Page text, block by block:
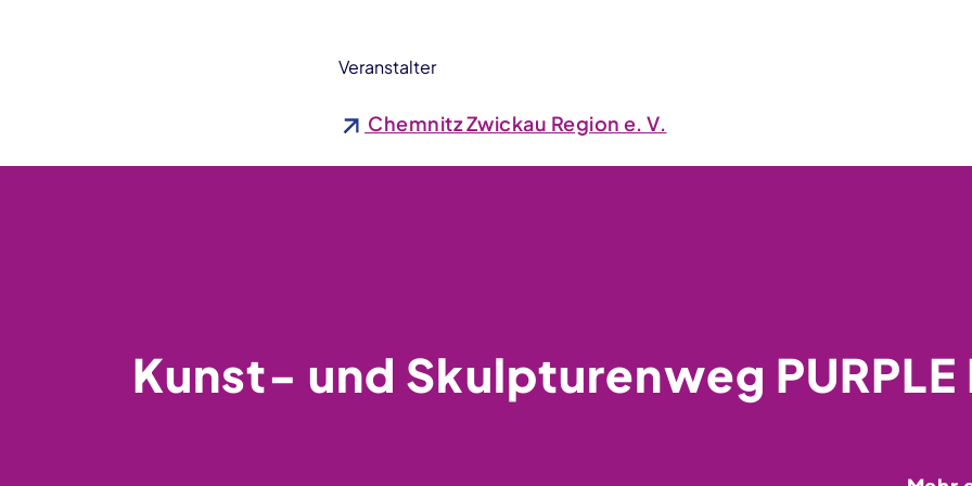
Veranstalter
Chemnitz Zwickau Region e. V.
Kunst- und Skulpturenweg PURPLE